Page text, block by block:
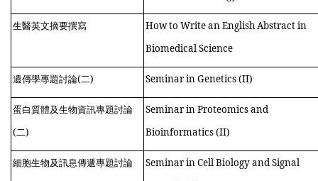
生醫英文摘要撰寫
How to Write an English Abstract in
Biomedical Science
遺傳學專題討論(二) Seminar in Genetics (II)
蛋白質體及生物資訊專題討論
(二)
Seminar in Proteomics and
Bioinformatics (II)
細胞生物及訊息傳遞專題討論
Seminar in Cell Biology and Signal